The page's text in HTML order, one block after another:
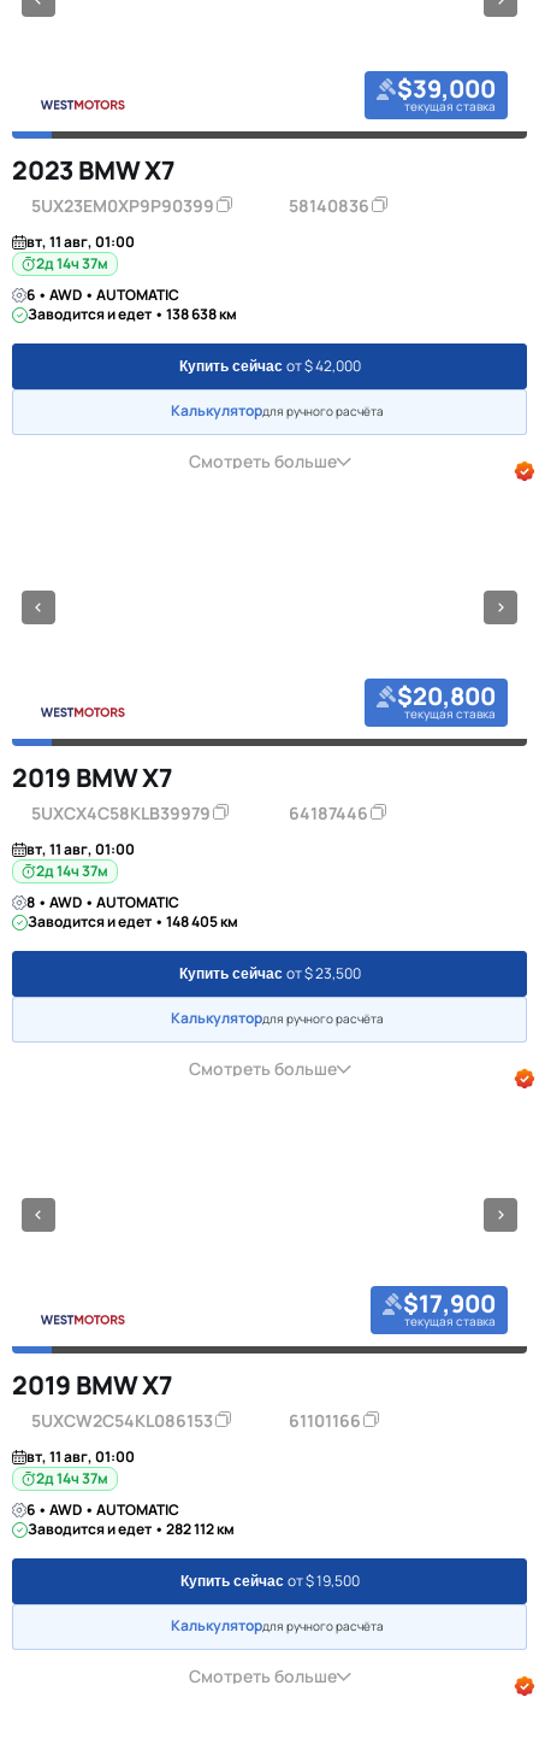
$39,000
текущая ставка
2023 BMW X7
5UX23EM0XP9P90399 58140836
вт, 11 авг, 01:00
2д 14ч 37м
6 • AWD • AUTOMATIC
Заводится и едет • 138 638 км
Купить сейчас от $ 42,000
Калькулятордля ручного расчёта
Смотреть больше
$20,800
текущая ставка
2019 BMW X7
5UXCX4C58KLB39979 64187446
вт, 11 авг, 01:00
2д 14ч 37м
8 • AWD • AUTOMATIC
Заводится и едет • 148 405 км
Купить сейчас от $ 23,500
Калькулятордля ручного расчёта
Смотреть больше
$17,900
текущая ставка
2019 BMW X7
5UXCW2C54KL086153 61101166
вт, 11 авг, 01:00
2д 14ч 37м
6 • AWD • AUTOMATIC
Заводится и едет • 282 112 км
Купить сейчас от $ 19,500
Калькулятордля ручного расчёта
Смотреть больше